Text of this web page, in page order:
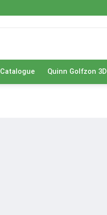
Catalogue Quinn Golfzon 3D